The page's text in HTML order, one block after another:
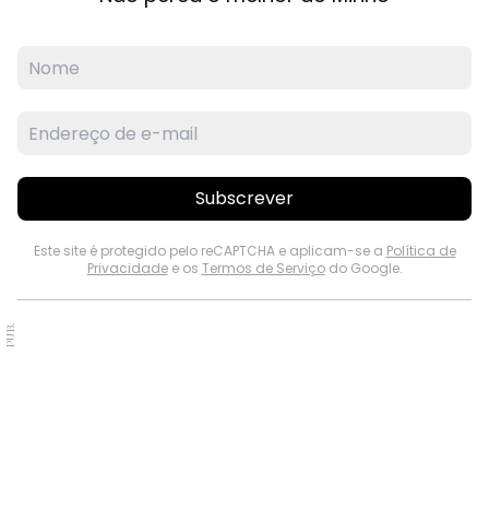
Subscrever
Este site é protegido pelo reCAPTCHA e aplicam-se a Política de
Privacidadee os Termos de Serviçodo Google.
PUB.